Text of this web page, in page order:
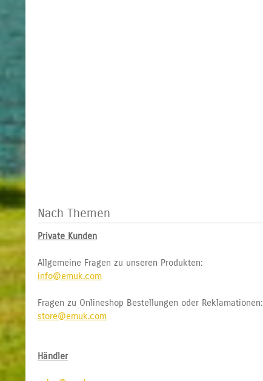
Nach Themen
Private Kunden
Allgemeine Fragen zu unseren Produkten:
info@emuk.com
Fragen zu Onlineshop Bestellungen oder Reklamationen:
store@emuk.com
Händler